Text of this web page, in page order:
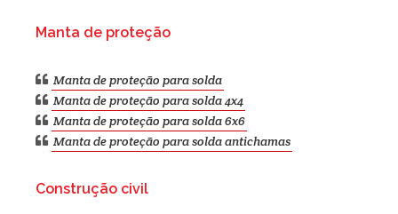
Manta de proteção
Manta de proteção para solda
Manta de proteção para solda 4x4
Manta de proteção para solda 6x6
Manta de proteção para solda antichamas
Construção civil